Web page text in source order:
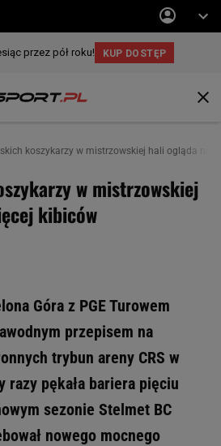
koszykarzy w mistrzowskiej hali ogląda
w mistrzowskiej
kibiców
Góra z PGE Turowem
przepisem na
trybun areny CRS w
pękała bariera pięciu
sezonie Stelmet BC
nowego mocnego